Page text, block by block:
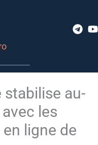
stabilise au-
les
ligne de